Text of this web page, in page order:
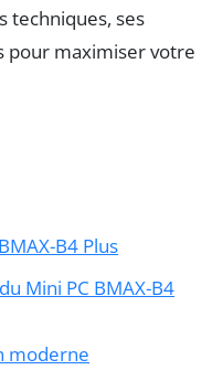
techniques, ses
pour maximiser votre
B4 Plus
Mini PC BMAX-B4
moderne